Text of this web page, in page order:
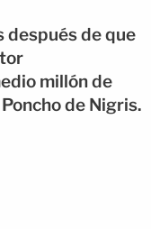
después de que
millón de
de Nigris.